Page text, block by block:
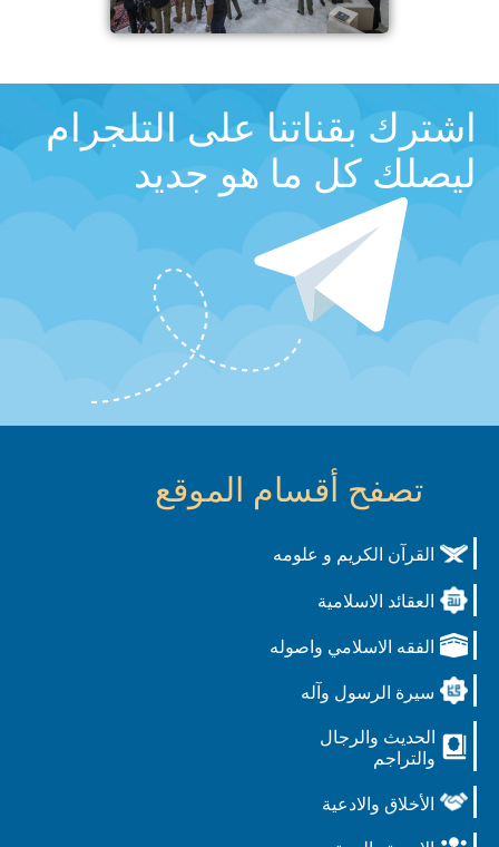
اشترك بقناتنا على التلجرام
ليصلك كل ما هو جديد
تصفح أقسام الموقع
القرآن الكريم و علومه
العقائد الاسلامية
الفقه الاسلامي واصوله
سيرة الرسول وآله
الحديث والرجال
والتراجم
الأخلاق والادعية